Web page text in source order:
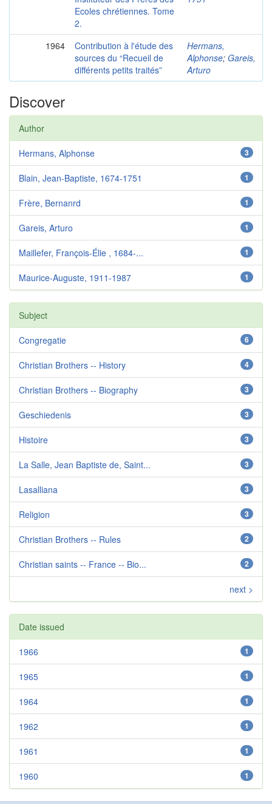
Ecoles chrétiennes. Tome
2.
1964
Contribution à l'étude des
sources du “Recueil de
différents petits traités”
Hermans,
Alphonse; Gareis,
Arturo
Discover
Author
3
Hermans, Alphonse
1
Blain, Jean-Baptiste, 1674-1751
1
Frère, Bernanrd
1
Gareis, Arturo
1
Maillefer, François-Élie , 1684-...
1
Maurice-Auguste, 1911-1987
Subject
6
Congregatie
4
Christian Brothers -- History
3
Christian Brothers -- Biography
3
Geschiedenis
3
Histoire
3
La Salle, Jean Baptiste de, Saint...
3
Lasalliana
3
Religion
2
Christian Brothers -- Rules
2
Christian saints -- France -- Bio...
next >
Date issued
1
1966
1
1965
1
1964
1
1962
1
1961
1
1960